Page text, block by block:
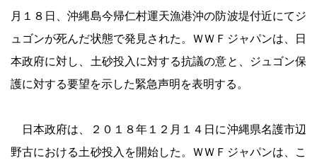
月１８日、沖縄島今帰仁村運天漁港沖の防波堤付近にてジ
ュゴンが死んだ状態で発見された。ＷＷＦジャパンは、日
本政府に対し、土砂投入に対する抗議の意と、ジュゴン保
護に対する要望を示した緊急声明を表明する。
日本政府は、２０１８年１２月１４日に沖縄県名護市辺
野古における土砂投入を開始した。ＷＷＦジャパンは、こ